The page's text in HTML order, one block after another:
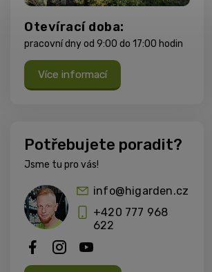
Otevírací doba:
pracovní dny od 9:00 do 17:00 hodin
Více informací
Potřebujete poradit?
Jsme tu pro vás!
info@higarden.cz
+420 777 968
622